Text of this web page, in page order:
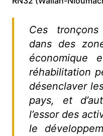
Ces
dans des
économique
réhabilitation
désenclaver
pays, et
l’essor des
le